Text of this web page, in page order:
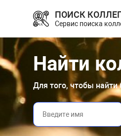
ПОИСК
Сервис поиска
Найти
Для того, чтобы